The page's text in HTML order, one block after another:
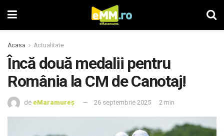
Acasa Actualitate
Încă două medalii pentru
România la CM de Canotaj!
de eMaramureș 26 septembrie 2025 2 min